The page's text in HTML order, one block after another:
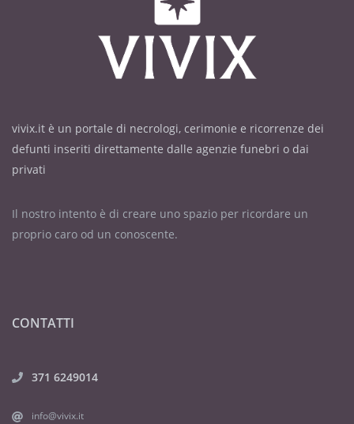
vivix.it è un portale di necrologi, cerimonie e ricorrenze dei
defunti inseriti direttamente dalle agenzie funebri o dai
privati
Il nostro intento è di creare uno spazio per ricordare un
proprio caro od un conoscente.
CONTATTI
371 6249014
info@vivix.it